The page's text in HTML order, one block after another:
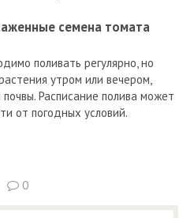
семена томата
поливать регулярно, но
утром или вечером,
Расписание полива может
от погодных условий.
0